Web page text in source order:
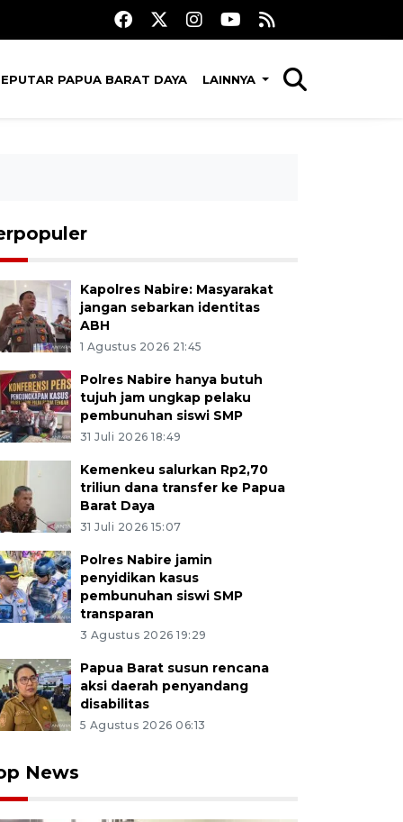
PAPUA BARAT DAYA LAINNYA
Kapolres Nabire: Masyarakat
jangan sebarkan identitas
ABH
1 Agustus 2026 21:45
Polres Nabire hanya butuh
tujuh jam ungkap pelaku
pembunuhan siswi SMP
31 Juli 2026 18:49
Kemenkeu salurkan Rp2,70
triliun dana transfer ke Papua
Barat Daya
31 Juli 2026 15:07
Polres Nabire jamin
penyidikan kasus
pembunuhan siswi SMP
transparan
3 Agustus 2026 19:29
Papua Barat susun rencana
aksi daerah penyandang
disabilitas
5 Agustus 2026 06:13
News